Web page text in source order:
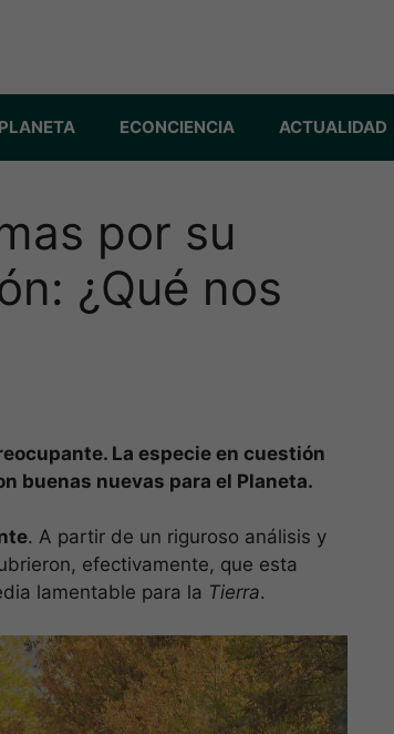
PLANETA ECONCIENCIA ACTUALIDAD
por su
¿Qué nos
La especie en cuestión
buenas nuevas para el Planeta.
. A partir de un riguroso análisis y
efectivamente, que esta
lamentable para la Tierra.